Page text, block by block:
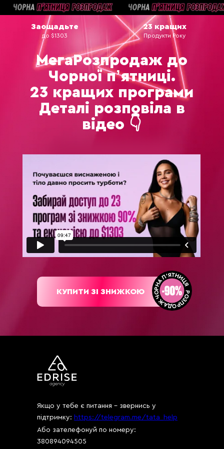
МегаРозпродаж до
Чорної пʼятниці.
23 кращих програми
Деталі розповіла в
відео 👇
Заощадьте 23 кращих
до $1303 Продукти Року
КУПИТИ ЗІ ЗНИЖКОЮ
Якщо у тебе є питання - звернись у
підтримку: https://telegram.me/tata_help
Або зателефонуй по номеру:
380894094505